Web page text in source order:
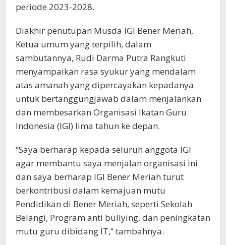
periode 2023-2028.
Diakhir penutupan Musda IGI Bener Meriah,
Ketua umum yang terpilih, dalam
sambutannya, Rudi Darma Putra Rangkuti
menyampaikan rasa syukur yang mendalam
atas amanah yang dipercayakan kepadanya
untuk bertanggungjawab dalam menjalankan
dan membesarkan Organisasi Ikatan Guru
Indonesia (IGI) lima tahun ke depan.
“Saya berharap kepada seluruh anggota IGI
agar membantu saya menjalan organisasi ini
dan saya berharap IGI Bener Meriah turut
berkontribusi dalam kemajuan mutu
Pendidikan di Bener Meriah, seperti Sekolah
Belangi, Program anti bullying, dan peningkatan
mutu guru dibidang IT,” tambahnya.